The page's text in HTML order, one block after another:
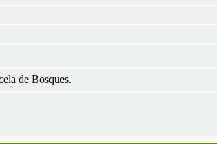
de Bosques.